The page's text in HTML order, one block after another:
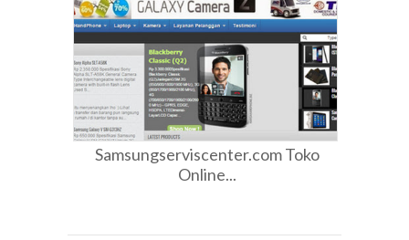
Samsungserviscenter.com Toko
Online...